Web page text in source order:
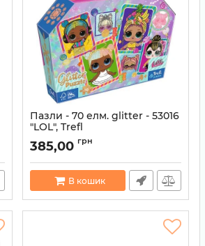
Пазли - 70 елм. glitter - 53016
"LOL", Trefl
Артикул: 5900511530162
385,00 грн
В кошик